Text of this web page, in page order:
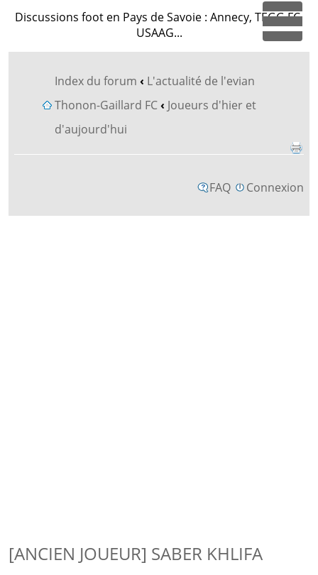
Discussions foot en Pays de Savoie : Annecy, TEGG FC,
USAAG...
Index du forum ‹ L'actualité de l'evian
Thonon-Gaillard FC‹ Joueurs d'hier et
d'aujourd'hui
FAQ Connexion
[ANCIEN JOUEUR] SABER KHLIFA